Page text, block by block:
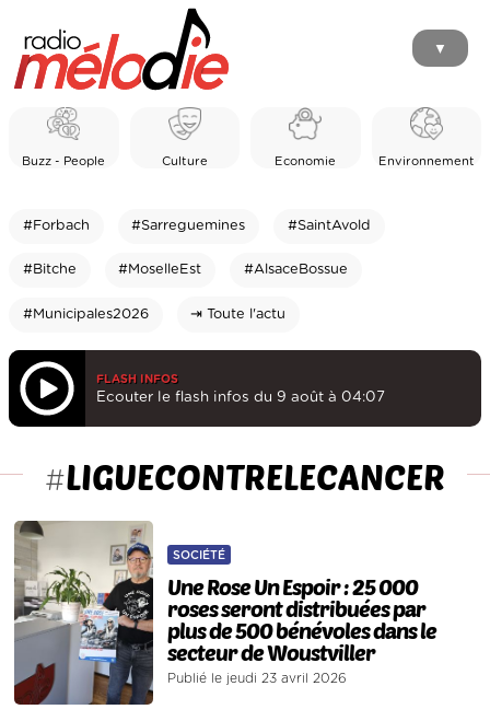
▼
Buzz - People Culture Economie Environnement
#Forbach #Sarreguemines #SaintAvold
#Bitche #MoselleEst #AlsaceBossue
#Municipales2026 ⇥ Toute l'actu
FLASH INFOS
Ecouter le flash infos du 9 août à 04:07
#LIGUECONTRELECANCER
SOCIÉTÉ
Une Rose Un Espoir : 25 000
roses seront distribuées par
plus de 500 bénévoles dans le
secteur de Woustviller
Publié le jeudi 23 avril 2026